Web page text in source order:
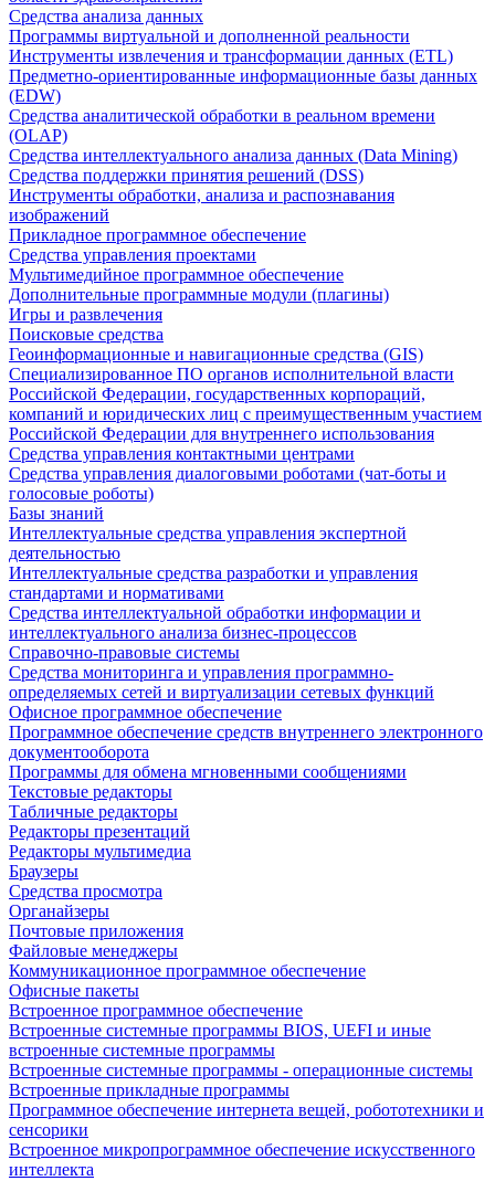
Средства анализа данных
Программы виртуальной и дополненной реальности
Инструменты извлечения и трансформации данных (ETL)
Предметно-ориентированные информационные базы данных
(EDW)
Средства аналитической обработки в реальном времени
(OLAP)
Средства интеллектуального анализа данных (Data Mining)
Средства поддержки принятия решений (DSS)
Инструменты обработки, анализа и распознавания
изображений
Прикладное программное обеспечение
Средства управления проектами
Мультимедийное программное обеспечение
Дополнительные программные модули (плагины)
Игры и развлечения
Поисковые средства
Геоинформационные и навигационные средства (GIS)
Специализированное ПО органов исполнительной власти
Российской Федерации, государственных корпораций,
компаний и юридических лиц с преимущественным участием
Российской Федерации для внутреннего использования
Средства управления контактными центрами
Средства управления диалоговыми роботами (чат-боты и
голосовые роботы)
Базы знаний
Интеллектуальные средства управления экспертной
деятельностью
Интеллектуальные средства разработки и управления
стандартами и нормативами
Средства интеллектуальной обработки информации и
интеллектуального анализа бизнес-процессов
Справочно-правовые системы
Средства мониторинга и управления программно-
определяемых сетей и виртуализации сетевых функций
Офисное программное обеспечение
Программное обеспечение средств внутреннего электронного
документооборота
Программы для обмена мгновенными сообщениями
Текстовые редакторы
Табличные редакторы
Редакторы презентаций
Редакторы мультимедиа
Браузеры
Средства просмотра
Органайзеры
Почтовые приложения
Файловые менеджеры
Коммуникационное программное обеспечение
Офисные пакеты
Встроенное программное обеспечение
Встроенные системные программы BIOS, UEFI и иные
встроенные системные программы
Встроенные системные программы - операционные системы
Встроенные прикладные программы
Программное обеспечение интернета вещей, робототехники и
сенсорики
Встроенное микропрограммное обеспечение искусственного
интеллекта